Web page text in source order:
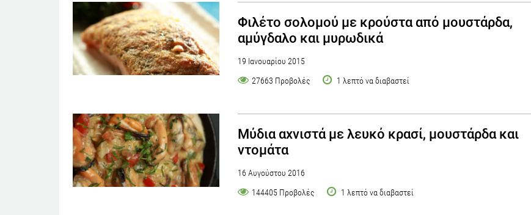
Φιλέτο σολομού με κρούστα από μουστάρδα,
αμύγδαλο και μυρωδικά
19 Ιανουαρίου 2015
27663 Προβολές
1 λεπτό να διαβαστεί
Μύδια αχνιστά με λευκό κρασί, μουστάρδα και
ντομάτα
16 Αυγούστου 2016
144405 Προβολές
1 λεπτό να διαβαστεί